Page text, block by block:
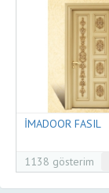
İMADOOR FASIL
1138 gösterim